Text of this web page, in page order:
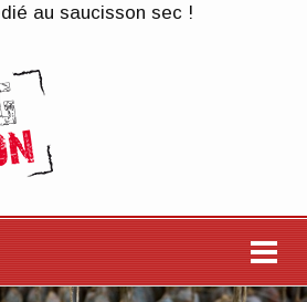
au saucisson sec !